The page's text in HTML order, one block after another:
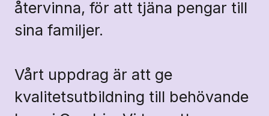
återvinna, för att tjäna pengar till
sina familjer.
Vårt uppdrag är att ge
kvalitetsutbildning till behövande